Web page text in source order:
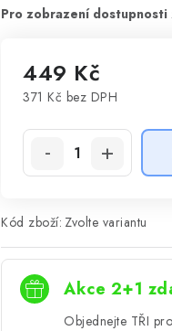
449 Kč
371 Kč bez DPH
Kód zboží: Zvolte variantu
Akce 2+1
Objednejte TŘI